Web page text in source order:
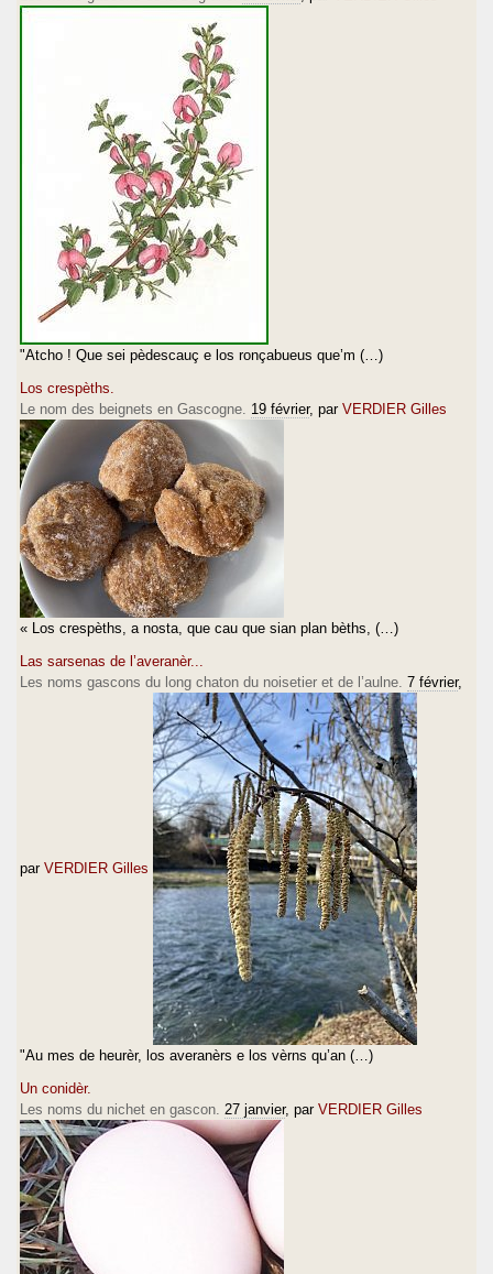
"Atcho ! Que sei pèdescauç e los ronçabueus que’m (…)
Los crespèths.
Le nom des beignets en Gascogne. 19 février, par VERDIER Gilles
« Los crespèths, a nosta, que cau que sian plan bèths, (…)
Las sarsenas de l’averanèr...
Les noms gascons du long chaton du noisetier et de l’aulne. 7 février,
par VERDIER Gilles
"Au mes de heurèr, los averanèrs e los vèrns qu’an (…)
Un conidèr.
Les noms du nichet en gascon. 27 janvier, par VERDIER Gilles